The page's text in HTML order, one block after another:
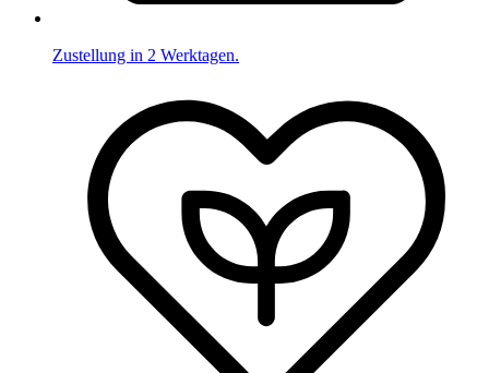
Zustellung in 2 Werktagen.